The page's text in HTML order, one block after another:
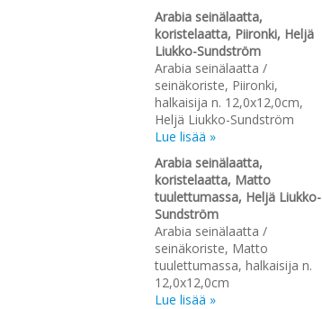
Arabia seinälaatta,
koristelaatta, Piironki, Heljä
Liukko-Sundström
Arabia seinälaatta /
seinäkoriste, Piironki,
halkaisija n. 12,0x12,0cm,
Heljä Liukko-Sundström
Lue lisää »
Arabia seinälaatta,
koristelaatta, Matto
tuulettumassa, Heljä Liukko-
Sundström
Arabia seinälaatta /
seinäkoriste, Matto
tuulettumassa, halkaisija n.
12,0x12,0cm
Lue lisää »